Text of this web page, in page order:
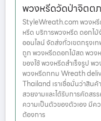
พวงหรีดวัดป่าจิตต
StyleWreath.com พวงห
หรีด บริการพวงหรีด ดอกไ
ออนไลน์ จัดส่งทั่วเขตกรุงเ
ถูก พวงหรีดดอกไม้สด พว
ของใช้ พวงหรีดสำเร็จรูป
พวงหรีดกทม Wreath
Thailand เราเชื่อมั่นว่าสิน
สวยงามและได้รับการคัดส
ความเป็นตัวของตัวเอง มีค
ต้องการ